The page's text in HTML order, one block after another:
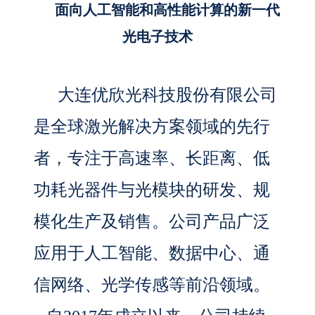
面向人工智能和高性能计算的新一代
光电子技术
大连优欣光科技股份有限公司
是全球激光解决方案领域的先行
者，专注于高速率、长距离、低
功耗光器件与光模块的研发、规
模化生产及销售。公司产品广泛
应用于人工智能、数据中心、通
信网络、光学传感等前沿领域。